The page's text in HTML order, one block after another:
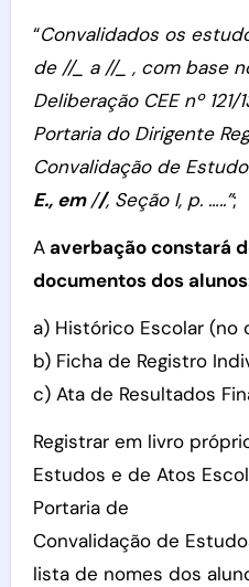
“Convalidados os
de //_ a //_ , com base
Deliberação CEE nº
Portaria do Dirigente
Convalidação de
E., em//, Seção I, p. …..”;
Aaverbação constará
documentos dos
a) Histórico Escolar (no
b) Ficha de Registro
c) Ata de Resultados
Registrar em livro
Estudos e de Atos
Portaria de
Convalidação de
lista de nomes dos